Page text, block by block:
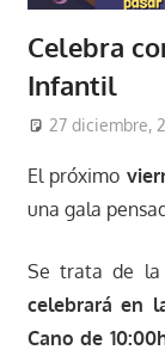
Celebra
Infantil
27 diciembre,
El próximo
una gala
Se trata de la
celebrará en
Cano de